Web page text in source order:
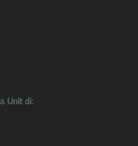
Unit di: